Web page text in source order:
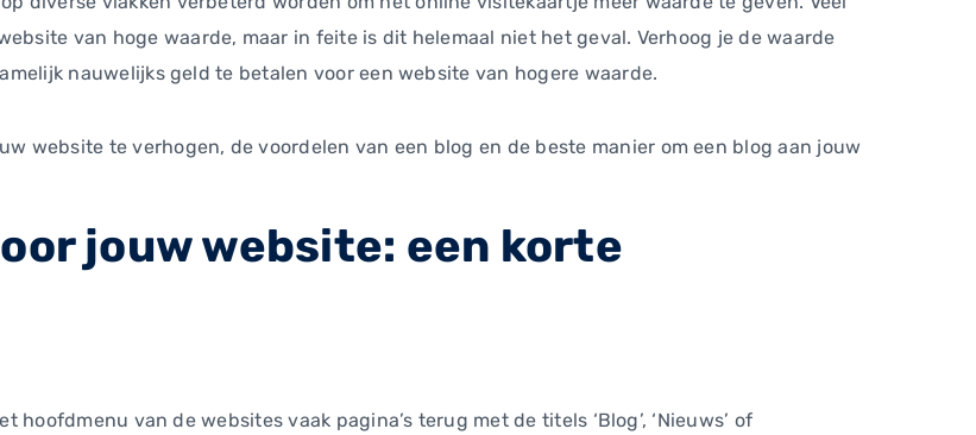
van hoge waarde, maar in feite is dit helemaal niet het geval. Verhoog je de waarde
nauwelijks geld te betalen voor een website van hogere waarde.
website te verhogen, de voordelen van een blog en de beste manier om een blog aan jouw
jouw website: een korte
van de websites vaak pagina’s terug met de titels ‘Blog’, ‘Nieuws’ of